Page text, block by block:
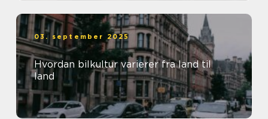
03. september 2025
Hvordan bilkultur varierer fra land til
land